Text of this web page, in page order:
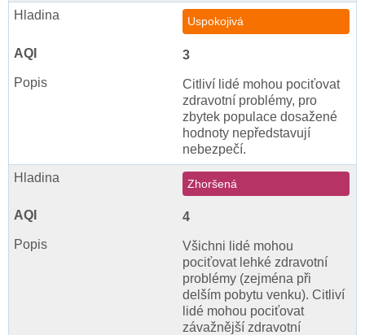
Uspokojivá
3
Citliví lidé mohou pociťovat
zdravotní problémy, pro
zbytek populace dosažené
hodnoty nepředstavují
nebezpečí.
Zhoršená
4
Všichni lidé mohou
pociťovat lehké zdravotní
problémy (zejména při
delším pobytu venku). Citliví
lidé mohou pociťovat
závažnější zdravotní